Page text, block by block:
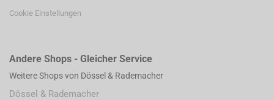
Cookie Einstellungen
Andere Shops - Gleicher Service
Weitere Shops von Dössel & Rademacher
Dössel & Rademacher